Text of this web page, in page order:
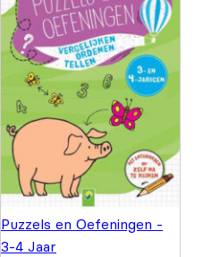
Puzzels en Oefeningen -
3-4 Jaar